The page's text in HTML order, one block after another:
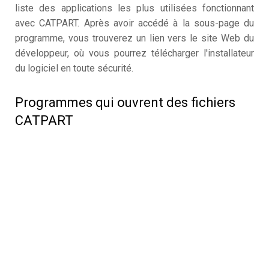
liste des applications les plus utilisées fonctionnant
avec CATPART. Après avoir accédé à la sous-page du
programme, vous trouverez un lien vers le site Web du
développeur, où vous pourrez télécharger l'installateur
du logiciel en toute sécurité.
Programmes qui ouvrent des fichiers
CATPART